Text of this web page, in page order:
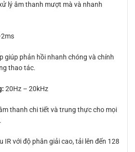
lý âm thanh mượt mà và nhanh
giúp phản hồi nhanh chóng và chính
thao tác.
20Hz – 20kHz
thanh chi tiết và trung thực cho mọi
IR với độ phân giải cao, tải lên đến 128